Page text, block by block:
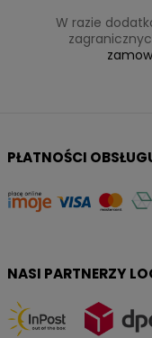
W razie
PŁATNOŚCI
NASI PARTNERZY